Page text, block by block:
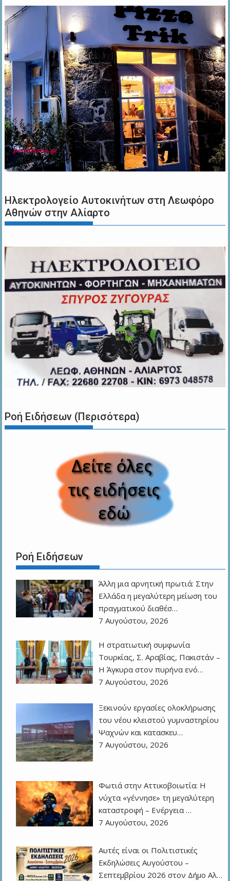
Ηλεκτρολογείο Αυτοκινήτων στη Λεωφόρο
Αθηνών στην Αλίαρτο
Ροή Ειδήσεων (Περισότερα)
Ροή Ειδήσεων
Άλλη μια αρνητική πρωτιά: Στην
Ελλάδα η μεγαλύτερη μείωση του
πραγματικού διαθέσ…
7 Αυγούστου, 2026
Η στρατιωτική συμφωνία
Τουρκίας, Σ. Αραβίας, Πακιστάν –
Η Άγκυρα στον πυρήνα ενό…
7 Αυγούστου, 2026
Ξεκινούν εργασίες ολοκλήρωσης
του νέου κλειστού γυμναστηρίου
Ψαχνών και κατασκευ…
7 Αυγούστου, 2026
Φωτιά στην Αττικοβοιωτία: Η
νύχτα «γέννησε» τη μεγαλύτερη
καταστροφή – Ενέργεια …
7 Αυγούστου, 2026
Αυτές είναι οι Πολιτιστικές
Εκδηλώσεις Αυγούστου –
Σεπτεμβρίου 2026 στον Δήμο Αλ…